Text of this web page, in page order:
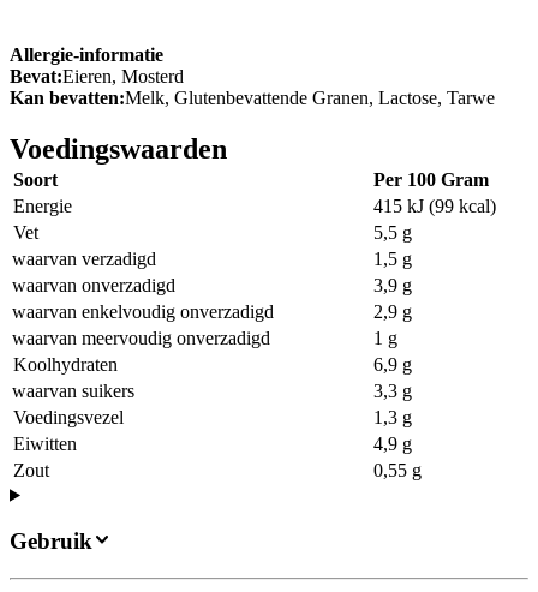
Allergie-informatie
Bevat:Eieren, Mosterd
Kan bevatten:Melk, Glutenbevattende Granen, Lactose, Tarwe
Voedingswaarden
Soort
Per 100 Gram
Energie
415 kJ (99 kcal)
Vet
5,5 g
waarvan verzadigd
1,5 g
waarvan onverzadigd
3,9 g
waarvan enkelvoudig onverzadigd
2,9 g
waarvan meervoudig onverzadigd
1 g
Koolhydraten
6,9 g
waarvan suikers
3,3 g
Voedingsvezel
1,3 g
Eiwitten
4,9 g
Zout
0,55 g
Gebruik